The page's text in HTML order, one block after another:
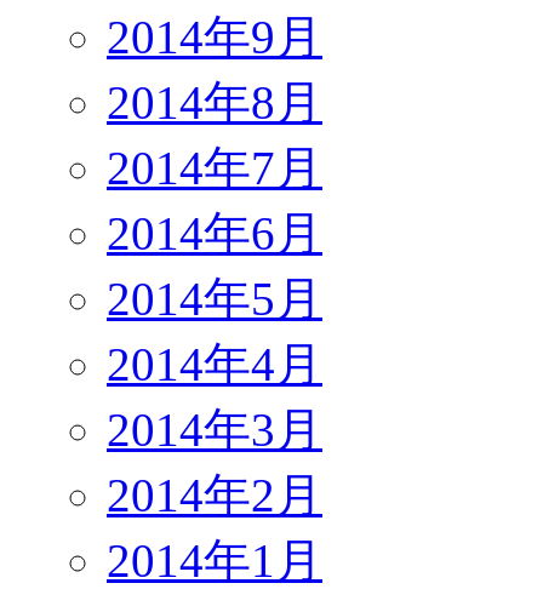
2014年9月
2014年8月
2014年7月
2014年6月
2014年5月
2014年4月
2014年3月
2014年2月
2014年1月